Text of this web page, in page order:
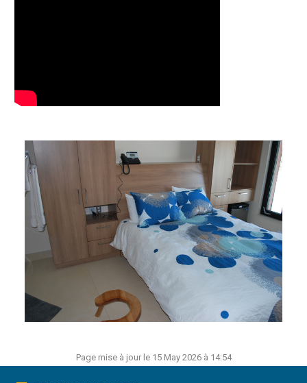
Page mise à jour le 15 May 2026 à 14:54